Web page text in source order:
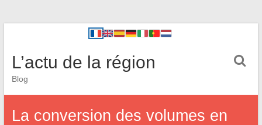
L’actu de la région
Blog
La conversion des volumes en